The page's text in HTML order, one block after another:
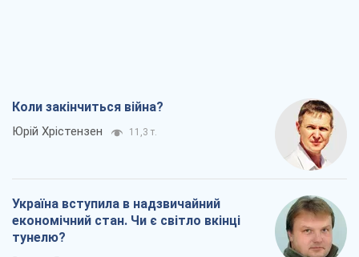
Коли закінчиться війна?
Юрій Хрістензен 11,3 т.
Україна вступила в надзвичайний
економічний стан. Чи є світло вкінці
тунелю?